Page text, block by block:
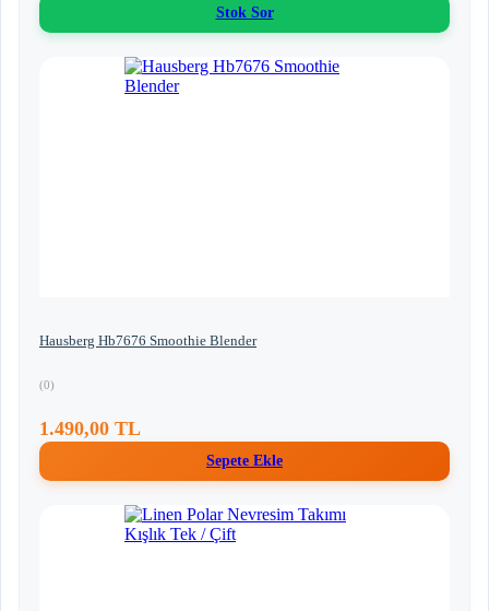
Stok Sor
Hausberg Hb7676 Smoothie Blender
(0)
1.490,00 TL
Sepete Ekle